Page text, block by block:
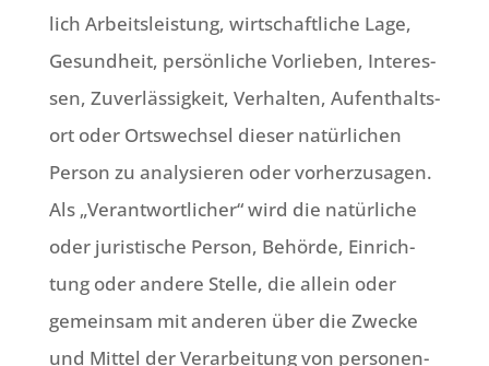
lich Arbeits­lei­stung, wirt­schaft­li­che Lage,
Gesund­heit, per­sön­li­che Vor­lie­ben, Inter­es­
sen, Zuver­läs­sig­keit, Ver­hal­ten, Auf­ent­halts­
ort oder Orts­wech­sel die­ser natür­li­chen
Per­son zu ana­ly­sie­ren oder vor­her­zu­sa­gen.
Als „Ver­ant­wort­li­cher“ wird die natür­li­che
oder juri­sti­sche Per­son, Behör­de, Ein­rich­
tung oder ande­re Stel­le, die allein oder
gemein­sam mit ande­ren über die Zwecke
und Mit­tel der Ver­ar­bei­tung von per­so­nen­